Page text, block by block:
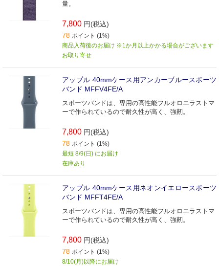
量。
7,800 円(税込)
78 ポイント (1%)
商品入荷後のお届け ※1か月以上かかる場合がございます
お取り寄せ
アップル 40mmケース用アンカーブルースポーツ
バンド MFFV4FE/A
スポーツバンドは、専用の高性能フルオロエラストマ
ーで作られているので耐久性が高く、強靭。
7,800 円(税込)
78 ポイント (1%)
最短 8/9(日) にお届け
在庫あり
アップル 40mmケース用ネオンイエロースポーツ
バンド MFFT4FE/A
スポーツバンドは、専用の高性能フルオロエラストマ
ーで作られているので耐久性が高く、強靭。
7,800 円(税込)
78 ポイント (1%)
8/10(月)以降にお届け